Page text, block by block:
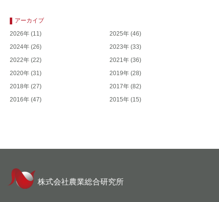
アーカイブ
2026年 (11) 2025年 (46)
2024年 (26) 2023年 (33)
2022年 (22) 2021年 (36)
2020年 (31) 2019年 (28)
2018年 (27) 2017年 (82)
2016年 (47) 2015年 (15)
株式会社農業総合研究所